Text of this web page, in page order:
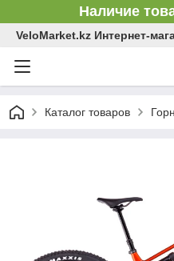
Наличие
VeloMarket.kz Интернет-
Каталог товаров